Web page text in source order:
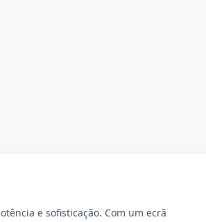
e sofisticação. Com um ecrã